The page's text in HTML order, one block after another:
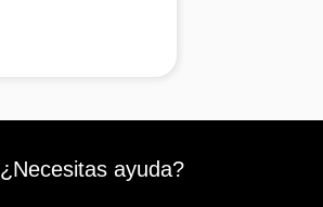
¿Necesitas ayuda?